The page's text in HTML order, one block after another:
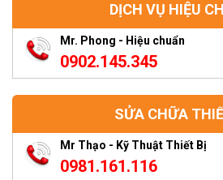
DỊCH VỤ HIỆU
Mr. Phong - Hiệu chuẩn
0902.145.345
SỬA CHỮA
Mr Thạo - Kỹ Thuật Thiết Bị
0981.161.116